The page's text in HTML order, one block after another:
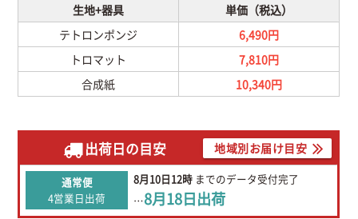
生地+器具
単価（税込）
テトロンポンジ
6,490円
トロマット
7,810円
合成紙
10,340円
出荷日の目安 地域別お届け目安
通常便
4営業日出荷
8月10日12時 までのデータ受付完了
…8月18日出荷